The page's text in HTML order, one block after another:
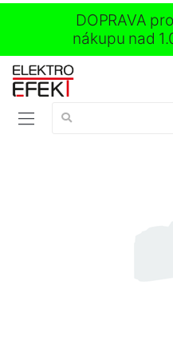
DOPRAVA
nákupu nad
Vyhledávání: